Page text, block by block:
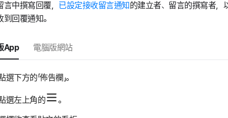
言中撰寫回覆， 已設定接收留言通知的建立者、留言的撰寫者，
到回覆通知。
App 電腦版網站
選下方的「佈告欄」。
選左上角的 。